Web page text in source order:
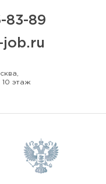
83-89
job.ru
10 этаж